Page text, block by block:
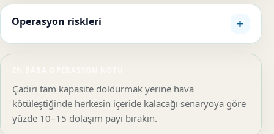
Operasyon riskleri
Çadırı tam kapasite doldurmak yerine hava
kötüleştiğinde herkesin içeride kalacağı senaryoya göre
yüzde 10–15 dolaşım payı bırakın.